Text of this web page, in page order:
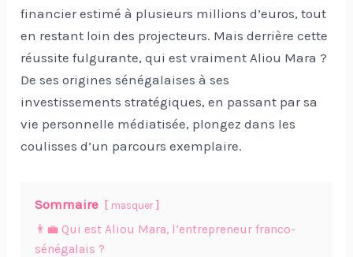
financier estimé à plusieurs millions d’euros, tout
en restant loin des projecteurs. Mais derrière cette
réussite fulgurante, qui est vraiment Aliou Mara ?
De ses origines sénégalaises à ses
investissements stratégiques, en passant par sa
vie personnelle médiatisée, plongez dans les
coulisses d’un parcours exemplaire.
Sommaire masquer
👨‍💼 Qui est Aliou Mara, l’entrepreneur franco-
sénégalais ?